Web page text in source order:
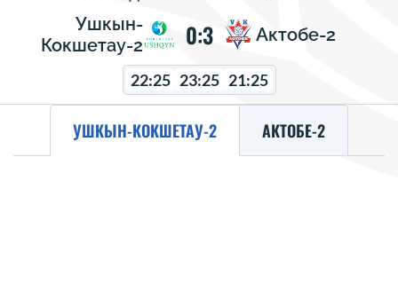
Ушкын-
Кокшетау-2
0:3 Актобе-2
22:25 23:25 21:25
УШКЫН-КОКШЕТАУ-2 АКТОБЕ-2